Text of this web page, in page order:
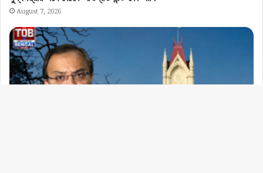
© Copyright 2026, All Rights Reserved |
Follow Us
Facebook Instagram
এগিয়ে
বাংলা